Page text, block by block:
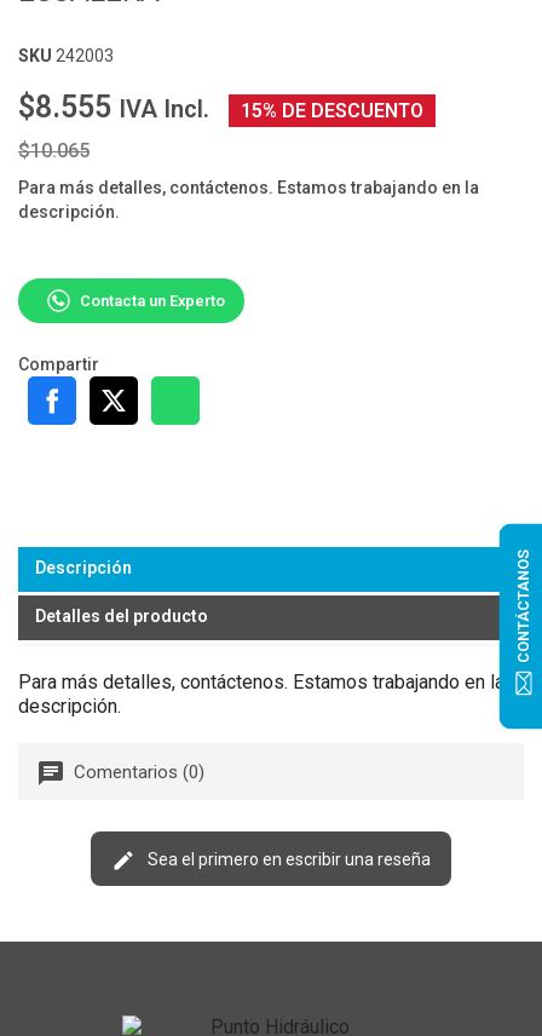
SKU 242003
$8.555 IVA Incl.
15% DE DESCUENTO
$10.065
Para más detalles, contáctenos. Estamos trabajando en la
descripción.
Contacta un Experto
Compartir
Descripción
Detalles del producto
Para más detalles, contáctenos. Estamos trabajando en la
descripción.
Comentarios (0)
Sea el primero en escribir una reseña
CONTÁCTANOS